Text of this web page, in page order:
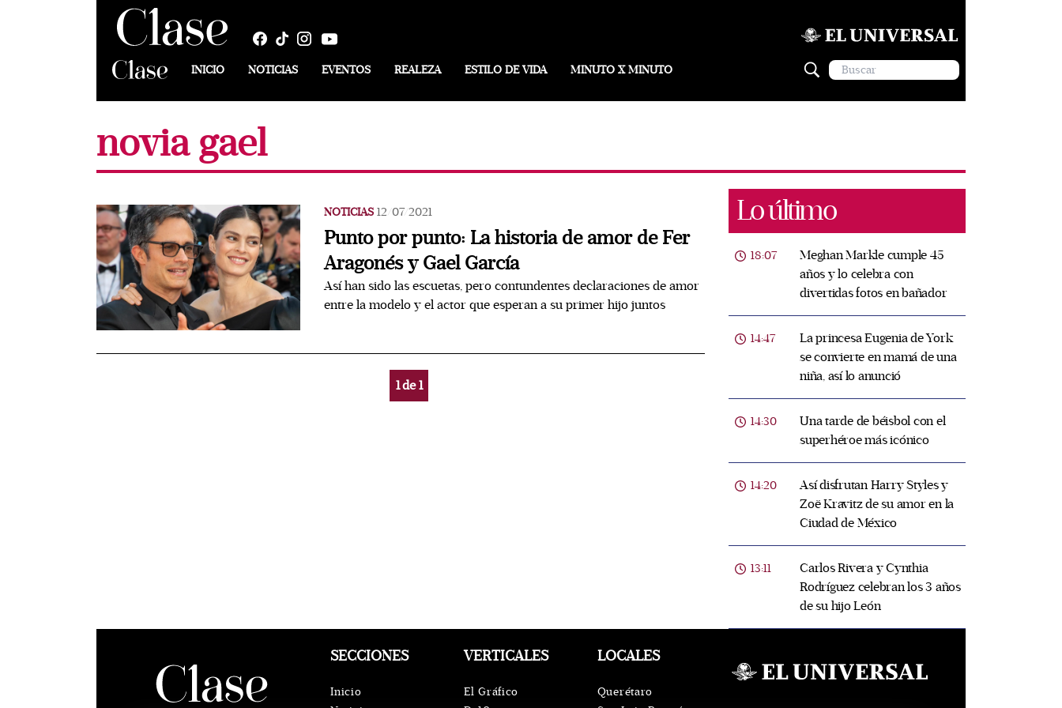
INICIO NOTICIAS EVENTOS REALEZA ESTILO DE VIDA MINUTO X MINUTO
novia gael
NOTICIAS 12/07/2021
Punto por punto: La historia de amor de Fer
Aragonés y Gael García
Así han sido las escuetas, pero contundentes declaraciones de amor
entre la modelo y el actor que esperan a su primer hijo juntos
1de1
Lo último
18:07
Meghan Markle cumple 45
años y lo celebra con
divertidas fotos en bañador
14:47
La princesa Eugenia de York
se convierte en mamá de una
niña, así lo anunció
14:30
Una tarde de béisbol con el
superhéroe más icónico
14:20
Así disfrutan Harry Styles y
Zoë Kravitz de su amor en la
Ciudad de México
13:11
Carlos Rivera y Cynthia
Rodríguez celebran los 3 años
de su hijo León
SECCIONES
Inicio
VERTICALES
El Gráfico
LOCALES
Querétaro